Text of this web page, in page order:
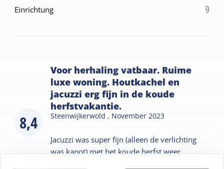
Einrichtung 9
8,4
Voor herhaling vatbaar. Ruime
luxe woning. Houtkachel en
jacuzzi erg fijn in de koude
herfstvakantie.
Steenwijkerwold , November 2023
Jacuzzi was super fijn (alleen de verlichting
was kapot) met het koude herfst weer.